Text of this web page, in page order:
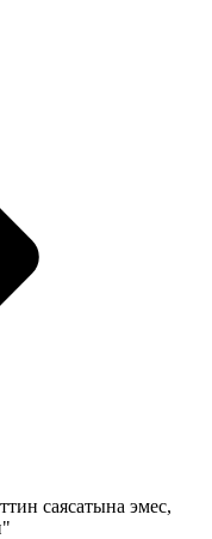
саясатына эмес,